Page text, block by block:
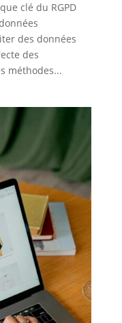
clé du RGPD
des données
des
méthodes...